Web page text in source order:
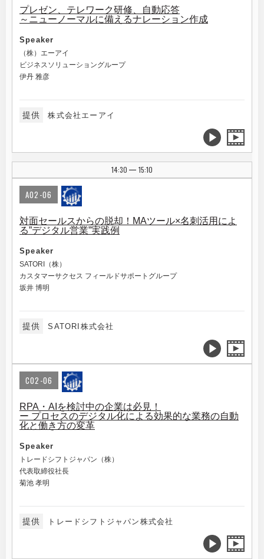
プレゼン、テレワーク研修、自動応答
～ニューノーマルに備えるナレーション作成
Speaker
（株）エーアイ
ビジネスソリューショングループ
伊丹 雅彦
提供 株式会社エーアイ
14:30 | 15:10
A02-06
対面セールスからの脱却！MAツール×名刺活用によ
る”デジタル営業”実践例
Speaker
SATORI（株）
カスタマーサクセス フィールドサポートグループ
坂井 博明
提供 SATORI株式会社
C02-06
RPA・AIを検討中の企業は必見！
ー プロセスのデジタル化による効果的な業務の自動
化と働き方の変革
Speaker
トレードシフトジャパン（株）
代表取締役社長
菊池 孝明
提供 トレードシフトジャパン株式会社